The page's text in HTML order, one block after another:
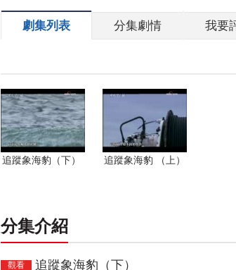
劇集列表 分集劇情 我要
追蹤象海豹（下） 追蹤象海豹 （上）
分集介紹
觀看 追蹤象海豹（下）